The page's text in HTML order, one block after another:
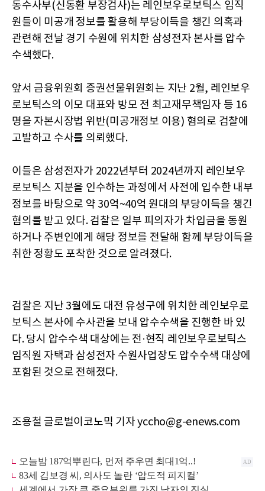
동수사부(신동환 부장검사)는 레인보우로보틱스 임직
원들이 미공개 정보를 활용해 부당이득을 챙긴 의혹과
관련해 전날 경기 수원에 위치한 삼성전자 본사를 압수
수색했다.
앞서 금융위원회 증권선물위원회는 지난 2월, 레인보우
로보틱스의 이모 대표와 방모 전 최고재무책임자 등 16
명을 자본시장법 위반(미공개정보 이용) 혐의로 검찰에
고발하고 수사를 의뢰했다.
이들은 삼성전자가 2022년부터 2024년까지 레인보우
로보틱스 지분을 인수하는 과정에서 사전에 입수한 내부
정보를 바탕으로 약 30억~40억 원대의 부당이득을 챙긴
혐의를 받고 있다. 검찰은 일부 피의자가 차입금을 동원
하거나 주변인에게 해당 정보를 전달해 함께 부당이득을
취한 정황도 포착한 것으로 알려졌다.
검찰은 지난 3월에도 대전 유성구에 위치한 레인보우로
보틱스 본사에 수사관을 보내 압수수색을 진행한 바 있
다. 당시 압수수색 대상에는 전·현직 레인보우로보틱스
임직원 자택과 삼성전자 수원사업장도 압수수색 대상에
포함된 것으로 전해졌다.
조용철 글로벌이코노믹 기자 yccho@g-enews.com